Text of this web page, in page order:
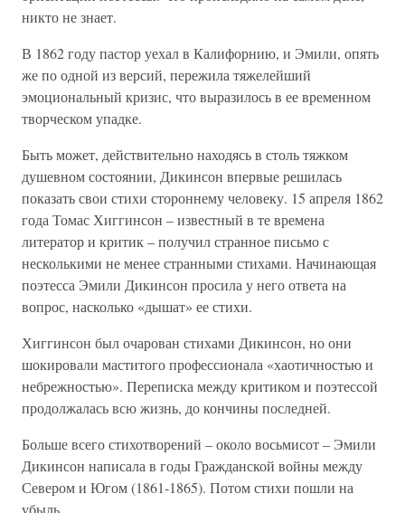
никто не знает.
В 1862 году пастор уехал в Калифорнию, и Эмили, опять
же по одной из версий, пережила тяжелейший
эмоциональный кризис, что выразилось в ее временном
творческом упадке.
Быть может, действительно находясь в столь тяжком
душевном состоянии, Дикинсон впервые решилась
показать свои стихи стороннему человеку. 15 апреля 1862
года Томас Хиггинсон – известный в те времена
литератор и критик – получил странное письмо с
несколькими не менее странными стихами. Начинающая
поэтесса Эмили Дикинсон просила у него ответа на
вопрос, насколько «дышат» ее стихи.
Хиггинсон был очарован стихами Дикинсон, но они
шокировали маститого профессионала «хаотичностью и
небрежностью». Переписка между критиком и поэтессой
продолжалась всю жизнь, до кончины последней.
Больше всего стихотворений – около восьмисот – Эмили
Дикинсон написала в годы Гражданской войны между
Севером и Югом (1861-1865). Потом стихи пошли на
убыль.